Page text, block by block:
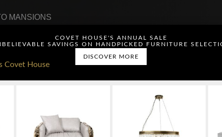
COVET HOUSE'S ANNUAL SALE
SAVINGS ON HANDPICKED FURNITURE
DISCOVER MORE
MANSIONS